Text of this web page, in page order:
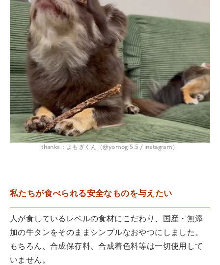
thanks：よもぎくん（@yomogi5.5 / instagram）
私たちが食べられる安全なものを与えたい
人が食しているレベルの食材にこだわり、国産・無添
加の牛タンをそのままシンプルなおやつにしました。
もちろん、合成保存料、合成着色料等は一切使用して
いません。